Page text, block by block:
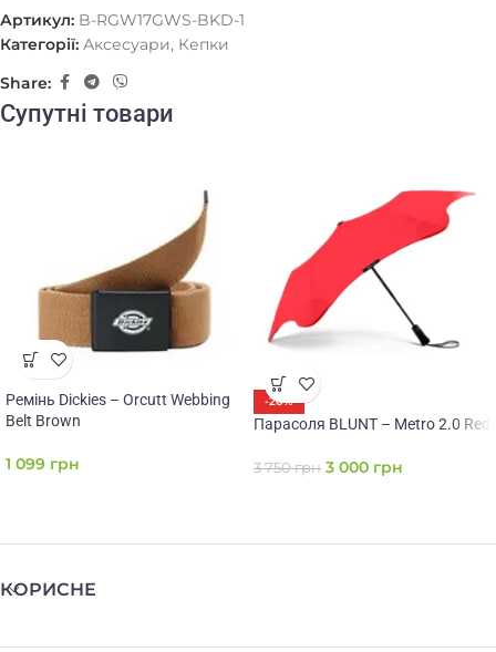
Артикул: B-RGW17GWS-BKD-1
Категорії: Аксесуари, Кепки
Share:
Супутні товари
Ремінь Dickies – Orcutt Webbing
Belt Brown
1 099 грн
-20%
Парасоля BLUNT – Metro 2.0 Red
3 750грн 3 000 грн
КОРИСНЕ